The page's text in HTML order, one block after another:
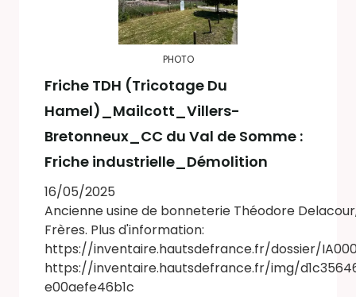
PHOTO
Friche TDH (Tricotage Du
Hamel)_Mailcott_Villers-
Bretonneux_CC du Val de Somme :
Friche industrielle_Démolition
16/05/2025
Ancienne usine de bonneterie Théodore
Frères. Plus d'information:
https://inventaire.hautsdefrance.fr/dossier/
https://inventaire.hautsdefrance.fr/img/
e00aefe46b1c